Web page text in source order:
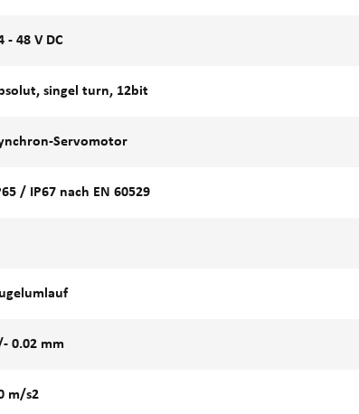
- 48 V DC
singel turn, 12bit
Servomotor
/ IP67 nach EN 60529
0.02 mm
m/s2